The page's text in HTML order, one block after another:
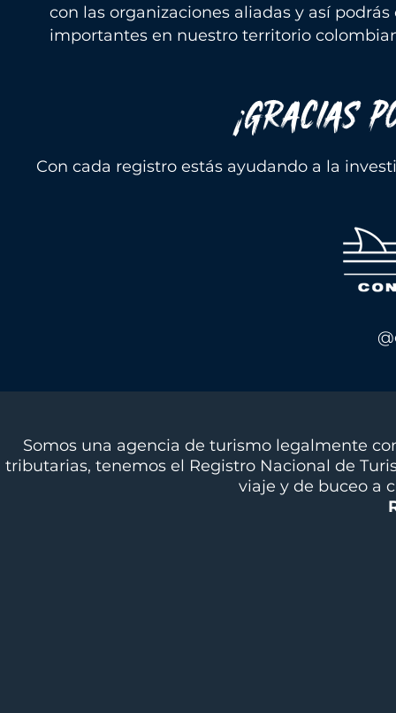
con las organizaciones aliadas y así
importantes en nuestro territorio
¡GRACIAS
Con cada registro estás ayudando a la
Somos una agencia de turismo legalmente
tributarias, tenemos el Registro Nacional de
viaje y de buceo a